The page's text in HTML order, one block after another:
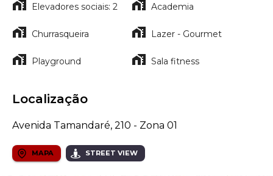
Elevadores sociais: 2 Academia
Churrasqueira Lazer - Gourmet
Playground Sala fitness
Localização
Avenida Tamandaré, 210 - Zona 01
MAPA STREET VIEW